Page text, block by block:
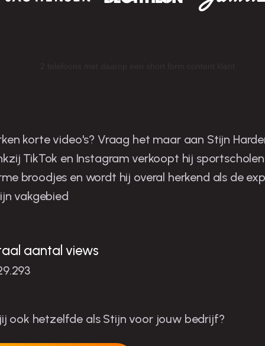
is de man in zijn niche
korte video's? Vraag het maar aan Stijn
TikTok en Instagram verkoopt hij
broodjes en wordt hij overal herkend als de
vakgebied
aantal views
ook hetzelfde als Stijn voor jouw bedrijf?